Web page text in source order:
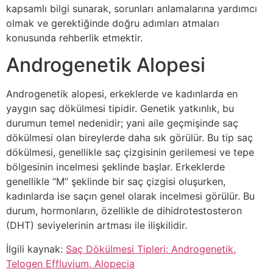
kapsamlı bilgi sunarak, sorunları anlamalarına yardımcı
olmak ve gerektiğinde doğru adımları atmaları
konusunda rehberlik etmektir.
Androgenetik Alopesi
Androgenetik alopesi, erkeklerde ve kadınlarda en
yaygın saç dökülmesi tipidir. Genetik yatkınlık, bu
durumun temel nedenidir; yani aile geçmişinde saç
dökülmesi olan bireylerde daha sık görülür. Bu tip saç
dökülmesi, genellikle saç çizgisinin gerilemesi ve tepe
bölgesinin incelmesi şeklinde başlar. Erkeklerde
genellikle “M” şeklinde bir saç çizgisi oluşurken,
kadınlarda ise saçın genel olarak incelmesi görülür. Bu
durum, hormonların, özellikle de dihidrotestosteron
(DHT) seviyelerinin artması ile ilişkilidir.
İlgili kaynak: Saç Dökülmesi Tipleri: Androgenetik,
Telogen Effluvium, Alopecia